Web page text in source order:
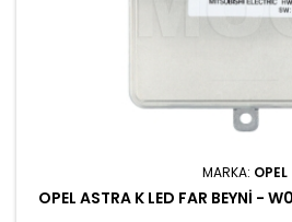
MARKA: OPEL
OPEL ASTRA K LED FAR BEYNI -